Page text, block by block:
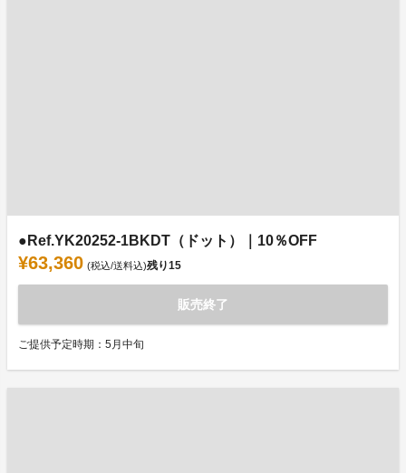
●Ref.YK20252-1BKDT（ドット）｜10％OFF
¥63,360 (税込/送料込)残り15
販売終了
ご提供予定時期：5月中旬